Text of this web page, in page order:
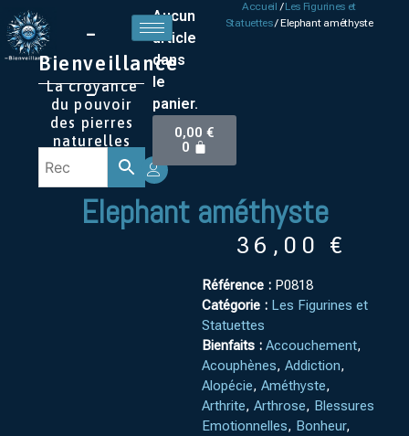
–
Bienveillance
–
La croyance
du pouvoir
des pierres
naturelles
Aucun
article
dans
le
panier.
0,00€
0
Accueil /Les Figurines et
Statuettes/ Elephant améthyste
Elephant améthyste
36,00 €
Référence : P0818
Catégorie : Les Figurines et
Statuettes
Bienfaits : Accouchement,
Acouphènes, Addiction,
Alopécie, Améthyste,
Arthrite, Arthrose, Blessures
Emotionnelles, Bonheur,